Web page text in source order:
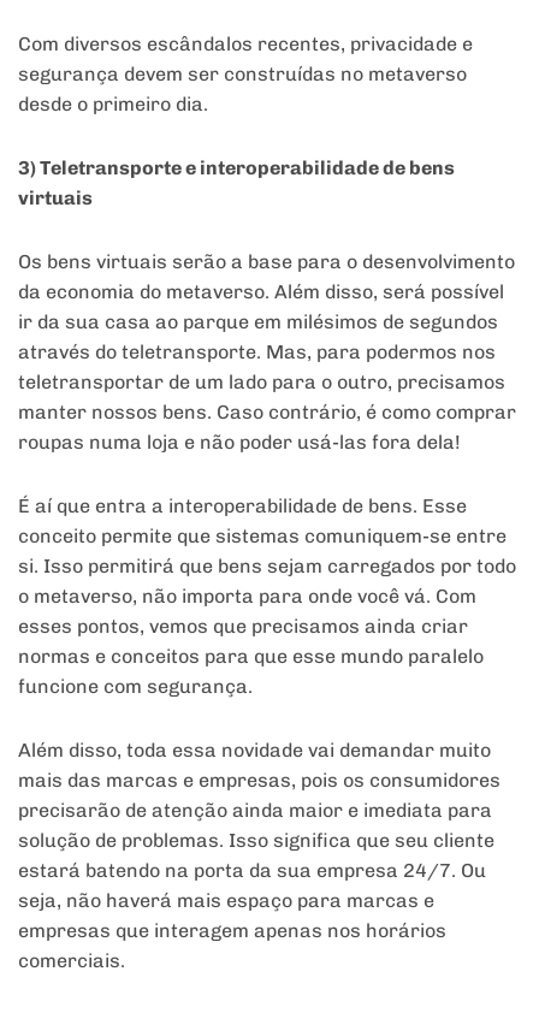
Com diversos escândalos recentes, privacidade e
segurança devem ser construídas no metaverso
desde o primeiro dia.
3) Teletransporte e interoperabilidade de bens
virtuais
Os bens virtuais serão a base para o desenvolvimento
da economia do metaverso. Além disso, será possível
ir da sua casa ao parque em milésimos de segundos
através do teletransporte. Mas, para podermos nos
teletransportar de um lado para o outro, precisamos
manter nossos bens. Caso contrário, é como comprar
roupas numa loja e não poder usá-las fora dela!
É aí que entra a interoperabilidade de bens. Esse
conceito permite que sistemas comuniquem-se entre
si. Isso permitirá que bens sejam carregados por todo
o metaverso, não importa para onde você vá. Com
esses pontos, vemos que precisamos ainda criar
normas e conceitos para que esse mundo paralelo
funcione com segurança.
Além disso, toda essa novidade vai demandar muito
mais das marcas e empresas, pois os consumidores
precisarão de atenção ainda maior e imediata para
solução de problemas. Isso significa que seu cliente
estará batendo na porta da sua empresa 24/7. Ou
seja, não haverá mais espaço para marcas e
empresas que interagem apenas nos horários
comerciais.